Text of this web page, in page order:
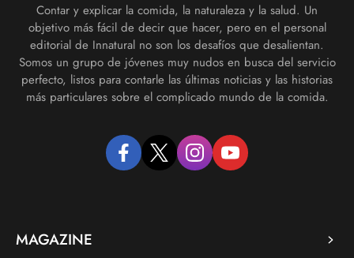
Contar y explicar la comida, la naturaleza y la salud. Un
objetivo más fácil de decir que hacer, pero en el personal
editorial de Innatural no son los desafíos que desalientan.
Somos un grupo de jóvenes muy nudos en busca del servicio
perfecto, listos para contarle las últimas noticias y las historias
más particulares sobre el complicado mundo de la comida.
facebooktwitter instagramyoutube
MAGAZINE